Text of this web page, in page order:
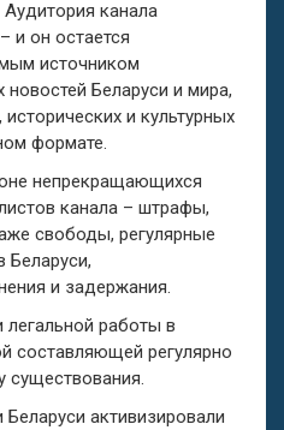
Аудитория канала
и он остается
источником
Беларуси и мира,
и культурных
формате.
непрекращающихся
канала – штрафы,
свободы, регулярные
Беларуси,
и задержания.
легальной работы в
й составляющей регулярно
существования.
активизировали